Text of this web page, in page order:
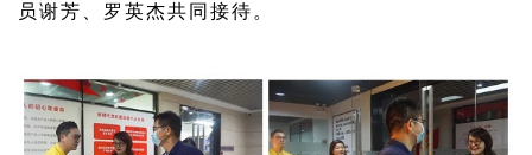
员谢芳、罗英杰共同接待。